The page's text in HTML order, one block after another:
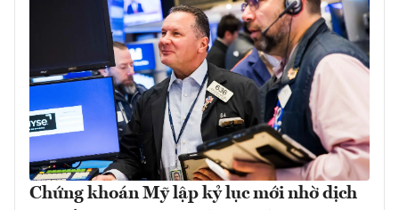
Chứng khoán Mỹ lập kỷ lục mới nhờ dịch